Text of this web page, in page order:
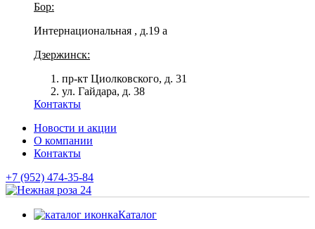
Бор:
Интернациональная , д.19 а
Дзержинск:
пр-кт Циолковского, д. 31
ул. Гайдара, д. 38
Контакты
Новости и акции
О компании
Контакты
+7 (952) 474-35-84
Каталог